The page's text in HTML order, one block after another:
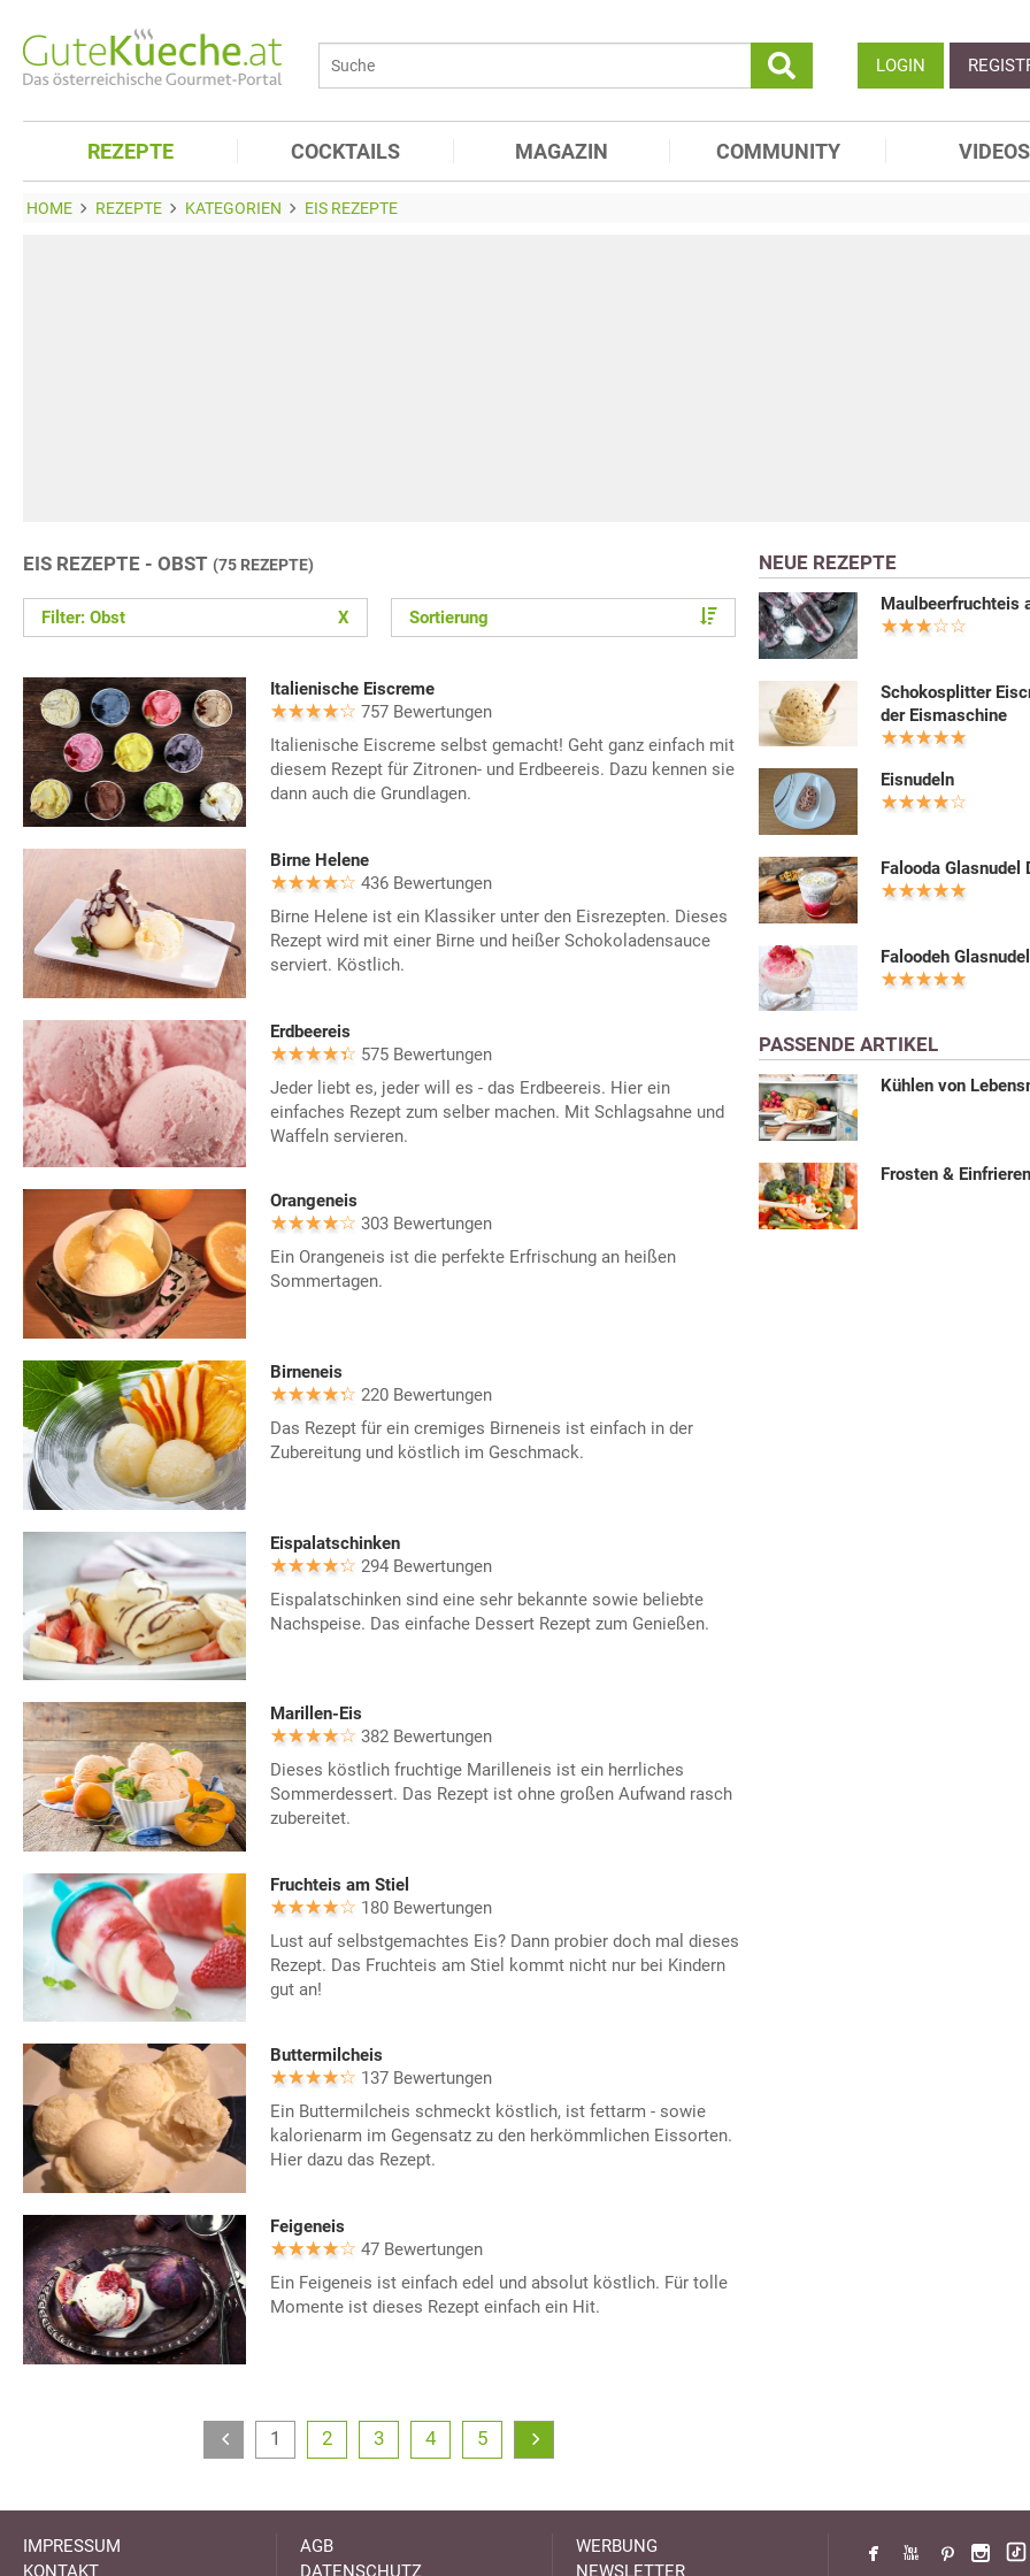
LOGIN
REZEPTE COCKTAILS MAGAZIN COMMUNITY VIDEOS
HOME REZEPTE KATEGORIEN EIS REZEPTE
EIS REZEPTE - OBST (75 REZEPTE)
Filter: Obst X Sortierung
Italienische Eiscreme
757 Bewertungen
Italienische Eiscreme selbst gemacht! Geht ganz einfach mit
diesem Rezept für Zitronen- und Erdbeereis. Dazu kennen sie
dann auch die Grundlagen.
Birne Helene
436 Bewertungen
Birne Helene ist ein Klassiker unter den Eisrezepten. Dieses
Rezept wird mit einer Birne und heißer Schokoladensauce
serviert. Köstlich.
Erdbeereis
575 Bewertungen
Jeder liebt es, jeder will es - das Erdbeereis. Hier ein
einfaches Rezept zum selber machen. Mit Schlagsahne und
Waffeln servieren.
Orangeneis
303 Bewertungen
Ein Orangeneis ist die perfekte Erfrischung an heißen
Sommertagen.
Birneneis
220 Bewertungen
Das Rezept für ein cremiges Birneneis ist einfach in der
Zubereitung und köstlich im Geschmack.
Eispalatschinken
294 Bewertungen
Eispalatschinken sind eine sehr bekannte sowie beliebte
Nachspeise. Das einfache Dessert Rezept zum Genießen.
Marillen-Eis
382 Bewertungen
Dieses köstlich fruchtige Marilleneis ist ein herrliches
Sommerdessert. Das Rezept ist ohne großen Aufwand rasch
zubereitet.
Fruchteis am Stiel
180 Bewertungen
Lust auf selbstgemachtes Eis? Dann probier doch mal dieses
Rezept. Das Fruchteis am Stiel kommt nicht nur bei Kindern
gut an!
Buttermilcheis
137 Bewertungen
Ein Buttermilcheis schmeckt köstlich, ist fettarm - sowie
kalorienarm im Gegensatz zu den herkömmlichen Eissorten.
Hier dazu das Rezept.
Feigeneis
47 Bewertungen
Ein Feigeneis ist einfach edel und absolut köstlich. Für tolle
Momente ist dieses Rezept einfach ein Hit.
1 2 3 4 5
NEUE REZEPTE
Maulbeerfruchteis
Schokosplitter
der Eismaschine
Eisnudeln
Falooda Glasnudel
Faloodeh
PASSENDE ARTIKEL
Kühlen von
Frosten & Einfrieren
IMPRESSUM
KONTAKT
AGB
DATENSCHUTZ
WERBUNG
NEWSLETTER